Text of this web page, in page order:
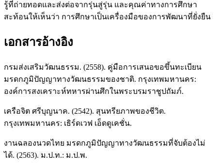
รู้ที่ถ่ายทอดและส่งต่อจากรุ่นสู่รุ่น และคุณค่าทางการศึกษา
สะท้อนให้เห็นว่า การศึกษาเป็นเครื่องมือของการพัฒนาที่ยั่งยืน
เอกสารอ้างอิง
กรมส่งเสริมวัฒนธรรม. (2558). คู่มือการเสนอขอขึ้นทะเบียน
มรดกภูมิปัญญาทางวัฒนธรรมของชาติ. กรุงเทพมหานคร:
องค์การสงเคราะห์ทหารผ่านศึกในพระบรมราชูปถัมภ์.
เครือจิต ศรีบุญนาค. (2542). สุนทรียภาพของชีวิต.
กรุงเทพมหานคร: เธิร์ดเวฟ เอ็ดดูเคชั่น.
งานฉลองนวดไทย มรดกภูมิปัญญาทางวัฒนธรรมที่จับต้องไม่
ได้. (2563). ม.ป.ท.: ม.ป.พ.